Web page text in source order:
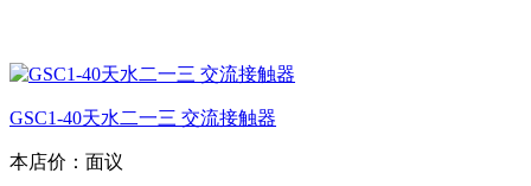
GSC1-40天水二一三 交流接触器
本店价： 面议